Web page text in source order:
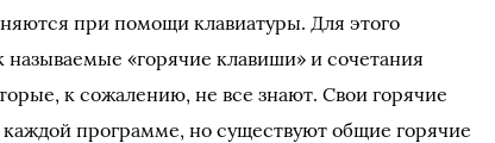
при помощи клавиатуры. Для этого
называемые «горячие клавиши» и сочетания
к сожалению, не все знают. Свои горячие
каждой программе, но существуют общие горячие